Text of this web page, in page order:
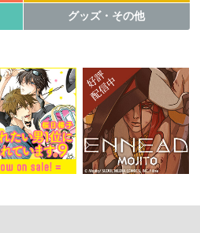
グッズ・その他